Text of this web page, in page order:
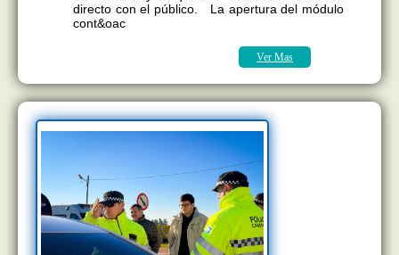
directo con el público. La apertura del módulo
cont&oac
Ver Mas